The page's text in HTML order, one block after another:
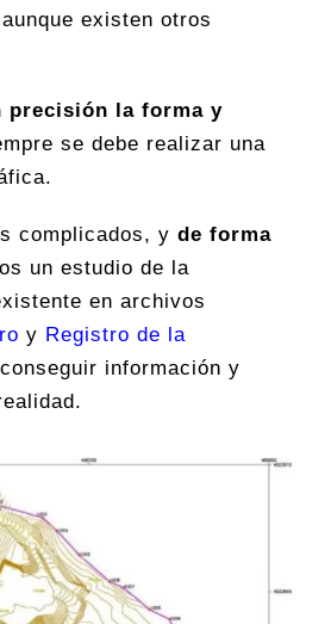
existen otros
precisión la forma y
se debe realizar una
complicados, y de forma
un estudio de la
en archivos
y Registro de la
información y